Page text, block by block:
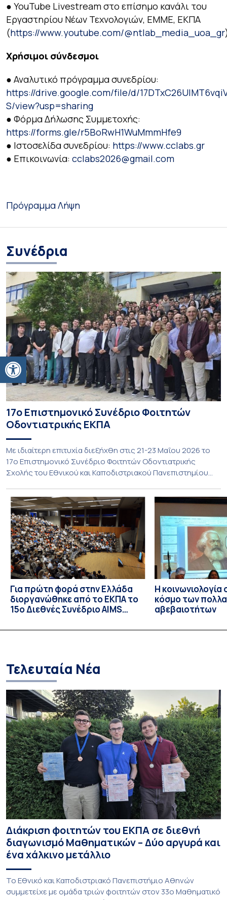
Ανοίξτε τη γραμμή εργαλείων
● YouTube Livestream στο επίσημο κανάλι του
Εργαστηρίου Νέων Τεχνολογιών, ΕΜΜΕ, ΕΚΠΑ
(https://www.youtube.com/@ntlab_media_uoa_gr
Χρήσιμοι σύνδεσμοι
● Αναλυτικό πρόγραμμα συνεδρίου:
https://drive.google.com/file/d/
S/view?usp=sharing
● Φόρμα Δήλωσης Συμμετοχής:
https://forms.gle/r5BoRwH1WuMmmHfe9
● Ιστοσελίδα συνεδρίου: https://www.cclabs.gr
● Επικοινωνία: cclabs2026@gmail.com
ΠρόγραμμαΛήψη
Συνέδρια
17ο Επιστημονικό Συνέδριο Φοιτητών
Οδοντιατρικής ΕΚΠΑ
Με ιδιαίτερη επιτυχία διεξήχθη στις 21-23 Μαΐου 2026 το
17ο Επιστημονικό Συνέδριο Φοιτητών Οδοντιατρικής
Σχολής του Εθνικού και Καποδιστριακού Πανεπιστημίου
δυναμικό και διαρκώς αναπτυσσόμενο χαρακτήρα ενός
θεσμού που έχει πλέον επανεδραιωθεί στην ακαδημαϊκή
ζωή της Σχολής. Για τρίτη συνεχόμενη χρονιά μετά την
αναβίωσή του, το Συνέδριο ανέδειξε […]
Για πρώτη φορά στην Ελλάδα
διοργανώθηκε από το ΕΚΠΑ το
15ο Διεθνές Συνέδριο AIMS
διεθνείς διοργανώσεις στα
Η
κόσμο των
αβεβαιοτήτων
Τελευταία Νέα
Διάκριση φοιτητών του ΕΚΠΑ σε διεθνή
διαγωνισμό Μαθηματικών – Δύο αργυρά και
ένα χάλκινο μετάλλιο
To Εθνικό και Καποδιστριακό Πανεπιστήμιο Αθηνών
συμμετείχε με ομάδα τριών φοιτητών στον 33ο Μαθηματικό